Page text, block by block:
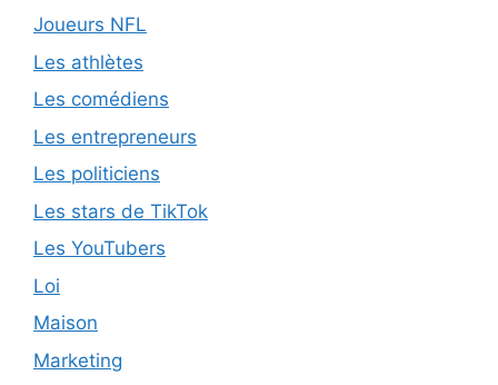
Joueurs NFL
Les athlètes
Les comédiens
Les entrepreneurs
Les politiciens
Les stars de TikTok
Les YouTubers
Loi
Maison
Marketing